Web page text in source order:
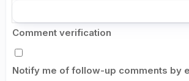
Comment verification
Notify me of follow-up comments by